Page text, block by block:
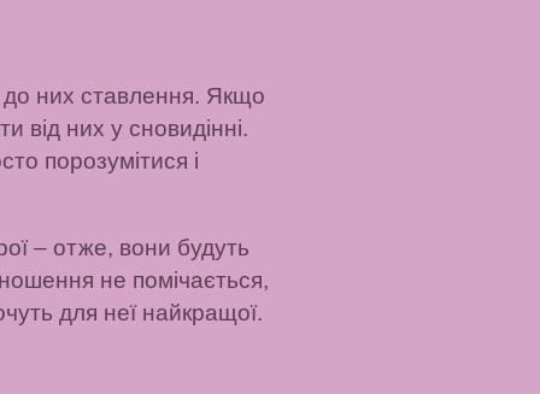
до них ставлення. Якщо
від них у сновидінні.
порозумітися і
– отже, вони будуть
не помічається,
для неї найкращої.